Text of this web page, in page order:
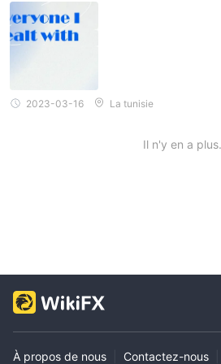
Soumettez vos documents.
documents suivants : certificat
Attendez l'approbation.
examinera votre demande et vos
votre demande approuvée, vous
généralement d'environ 0,2 pips, ce
faible dans l'industrie.
iBanFirst facture également une
transaction. La commission est
2023-03-16 La tunisie
Il n'y en a plus.
À propos de nous Contactez-nous